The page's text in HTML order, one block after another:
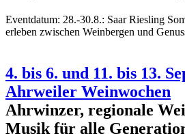
Eventdatum: 28.-30.8.: Saar Riesling
erleben zwischen Weinbergen und
4. bis 6. und 11. bis 13.
Ahrweiler Weinwochen
Ahrwinzer, regionale
Musik für alle